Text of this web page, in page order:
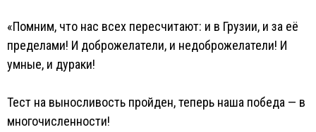
«Помним, что нас всех пересчитают: и в Грузии, и за её
пределами! И доброжелатели, и недоброжелатели! И
умные, и дураки!
Тест на выносливость пройден, теперь наша победа — в
многочисленности!